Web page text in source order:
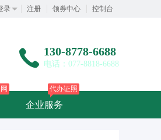
录 注册 领券中心 控制台
130-8778-6688
电话：077-8818-6688
企业服务
代办证照